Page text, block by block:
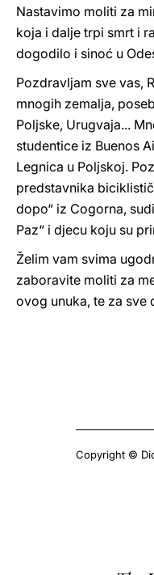
Nastavimo moliti za
koja i dalje trpi smrt i
dogodilo i sinoć u
Pozdravljam sve vas,
mnogih zemalja,
Poljske, Urugvaja...
studentice iz Buenos
Legnica u Poljskoj.
predstavnika
dopo“ iz Cogorna,
Paz“ i djecu koju su
Želim vam svima
zaboravite moliti za
ovog unuka, te za sve
Copyright ©